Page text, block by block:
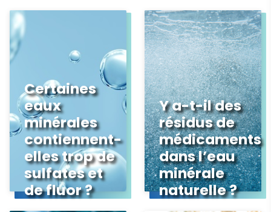
Certaines
eaux
minérales
contiennent-
elles trop de
sulfates et
de fluor ?
Y a-t-il des
résidus de
médicaments
dans l’eau
minérale
naturelle ?